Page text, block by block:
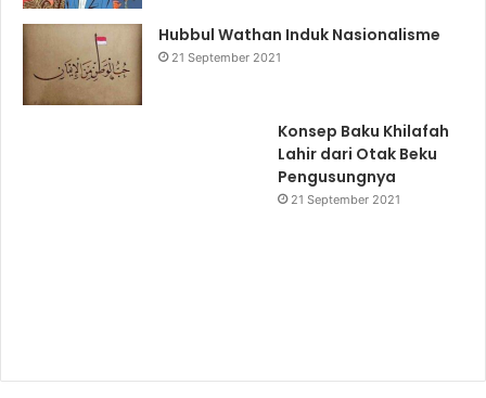
Hubbul Wathan Induk Nasionalisme
21 September 2021
Konsep Baku Khilafah
Lahir dari Otak Beku
Pengusungnya
21 September 2021